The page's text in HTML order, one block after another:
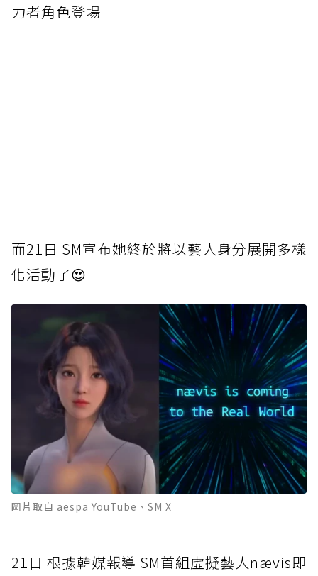
力者角色登場
而21日 SM宣布她終於將以藝人身分展開多樣
化活動了😍
圖片取自 aespa YouTube、SM X
21日 根據韓媒報導 SM首組虛擬藝人nævis即